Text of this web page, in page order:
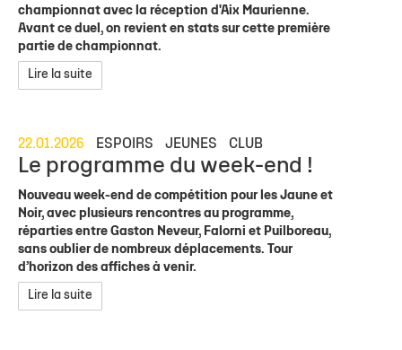
championnat avec la réception d'Aix Maurienne.
Avant ce duel, on revient en stats sur cette première
partie de championnat.
Lire la suite
22.01.2026 ESPOIRS JEUNES CLUB
Le programme du week-end !
Nouveau week-end de compétition pour les Jaune et
Noir, avec plusieurs rencontres au programme,
réparties entre Gaston Neveur, Falorni et Puilboreau,
sans oublier de nombreux déplacements. Tour
d’horizon des affiches à venir.
Lire la suite